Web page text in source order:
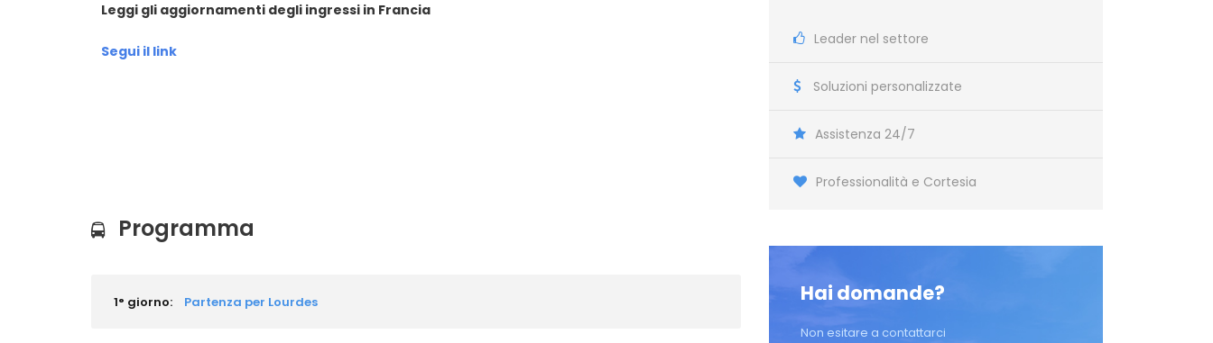
Leader nel settore
Soluzioni personalizzate
Assistenza 24/7
Professionalità e Cortesia
Hai domande?
Non esitare a contattarci
Leggi gli aggiornamenti degli ingressi in Francia
Segui il link
Programma
1° giorno: Partenza per Lourdes